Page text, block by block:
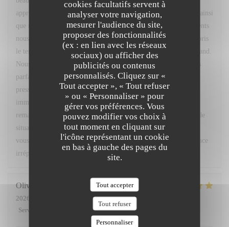
cookies facultatifs servent à
analyser votre navigation,
mesurer l'audience du site,
proposer des fonctionnalités
(ex : en lien avec les réseaux
sociaux) ou afficher des
publicités ou contenus
personnalisés. Cliquez sur «
Tout accepter », « Tout refuser
» ou « Personnaliser » pour
gérer vos préférences. Vous
pouvez modifier vos choix à
tout moment en cliquant sur
l'icône représentant un cookie
en bas à gauche des pages du
site.
Tout accepter
Tout refuser
Personnaliser
appréciez régulièrement notre restaurant, son cadre, l'ambiance ainsi
que notre menu du marché. Votre confiance et vos encouragements
nous font très plaisir. Nous vous remercions également d'avoir pris
le temps de nous signaler le retard concernant votre café gourmand.
Nous sommes sincèrement désolés pour cet oubli et comprenons
parfaitement la gêne occasionnée, d'autant plus que vous étiez
pressé. Nous sommes toutefois heureux d'avoir pu réagir
immédiatement en vous accordant un geste commercial. Vos
remarques ont été partagées avec notre équipe afin que ce type de
situation ne se reproduise pas. Nous espérons avoir le plaisir de
vous accueillir très prochainement pour vous offrir une expérience
irréprochable. Bien cordialement, L. Fornaro Maitre d'hôtel
Olivier
2026-07-28
- 20:00 - Couverts 2
Service
/5 Cuisine: 5/5